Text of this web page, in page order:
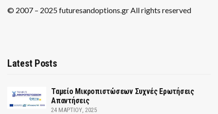
© 2007 – 2025 futuresandoptions.gr All rights reserved
Latest Posts
Ταμείο Μικροπιστώσεων Συχνές Ερωτήσεις
Απαντήσεις
24 ΜΑΡΤΊΟΥ, 2025